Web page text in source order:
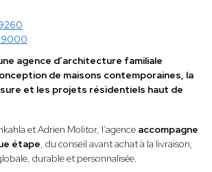
agence d’architecture familiale
de maisons contemporaines, la
et les projets résidentiels haut de
et Adrien Molitor, l’agence accompagne
étape, du conseil avant achat à la livraison,
durable et personnalisée.